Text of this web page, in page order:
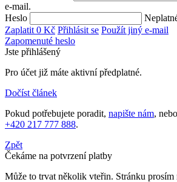
e-mail.
Heslo
Zaplatit 0 Kč Přihlásit se Použít jiný e-mail
Zapomenuté heslo
Jste přihlášený
Pro účet již máte aktivní předplatné.
Dočíst článek
Pokud potřebujete poradit, napište nám,
+420 217 777 888.
Zpět
Čekáme na potvrzení platby
Může to trvat několik vteřin. Stránku prosím